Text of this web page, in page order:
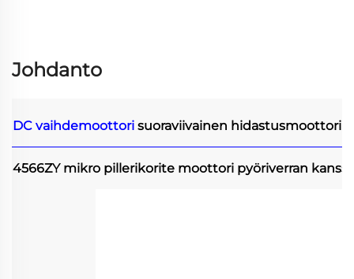
Johdanto
DC vaihdemoottori suoraviivainen hidastusmoottori
4566ZY mikro pillerikorite moottori pyöriverran kanssa